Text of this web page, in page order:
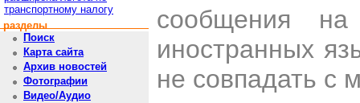
транспортному налогу
разделы
Поиск
Карта сайта
Архив новостей
Фотографии
Видео/Аудио
сообщения
иностранных
не совпадать с